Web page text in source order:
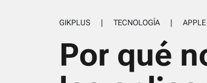
GIKPLUS | TECNOLOGÍA | APPLE
Por qué